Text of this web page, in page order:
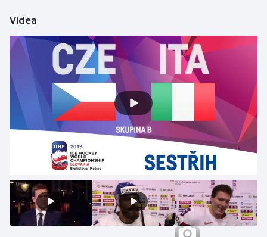
Parasport
Plavání
Plážový volejbal
Ragby
Rychlobruslení
Rychlostní kanoistika
Short track
Sportovní střelba
Videa